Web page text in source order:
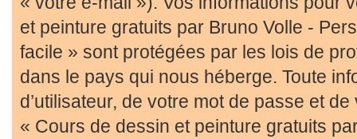
et peinture gratuits par Bruno Volle -
facile » sont protégées par les lois de
dans le pays qui nous héberge. Toute
d’utilisateur, de votre mot de passe et
« Cours de dessin et peinture gratuits